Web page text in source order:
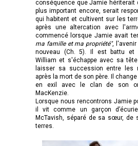
conséquence que Jamie hériterait
plus important encore, serait
qui habitent et cultivent sur les
après une altercation avec
commencé lorsque Jamie avait
ma famille et ma propriété",
nouveau (Ch. 5). Il est battu et
William et s'échappe avec sa
laisser sa succession entre
après la mort de son père. Il
en exil avec le clan de son
MacKenzie.
Lorsque nous rencontrons Jamie
il vit comme un garçon
McTavish, séparé de sa sœur, de
terres.